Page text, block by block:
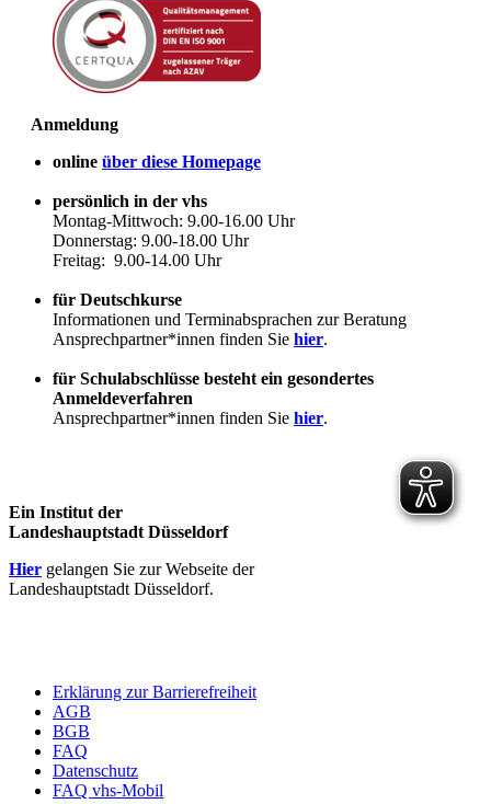
Anmeldung
online über diese Homepage
persönlich in der vhs
Montag-Mittwoch: 9.00-16.00 Uhr
Donnerstag: 9.00-18.00 Uhr
Freitag: 9.00-14.00 Uhr
für Deutschkurse
Informationen und Terminabsprachen zur Beratung
Ansprechpartner*innen finden Sie hier.
für Schulabschlüsse besteht ein gesondertes
Anmeldeverfahren
Ansprechpartner*innen finden Sie hier.
Ein Institut der
Landeshauptstadt Düsseldorf
Hier gelangen Sie zur Webseite der
Landeshauptstadt Düsseldorf.
Erklärung zur Barrierefreiheit
AGB
BGB
FAQ
Datenschutz
FAQ vhs-Mobil